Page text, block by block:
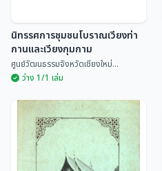
นิทรรศการชุมชนโบราณ
เวียงท่ากานและเวียงกุมกาม
นิทรรศการชุมชนโบราณเวียงท่า
กานและเวียงกุมกาม
ศูนย์วัฒนธรรมจังหวัดเชียงใหม่...
ว่าง 1/1 เล่ม